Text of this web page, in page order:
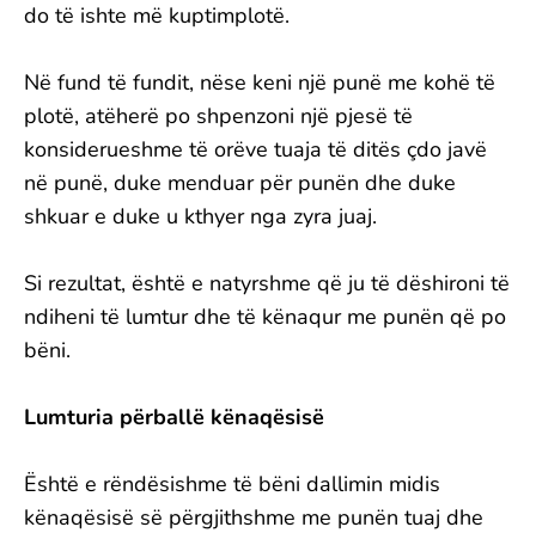
do të ishte më kuptimplotë.
Në fund të fundit, nëse keni një punë me kohë të
plotë, atëherë po shpenzoni një pjesë të
konsiderueshme të orëve tuaja të ditës çdo javë
në punë, duke menduar për punën dhe duke
shkuar e duke u kthyer nga zyra juaj.
Si rezultat, është e natyrshme që ju të dëshironi të
ndiheni të lumtur dhe të kënaqur me punën që po
bëni.
Lumturia përballë kënaqësisë
Është e rëndësishme të bëni dallimin midis
kënaqësisë së përgjithshme me punën tuaj dhe